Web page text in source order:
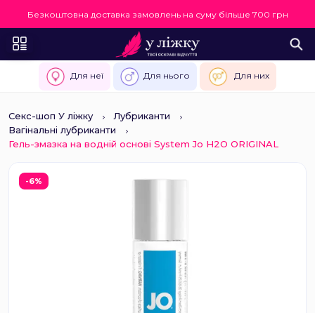
Безкоштовна доставка замовлень на суму більше 700 грн
Для неї Для нього Для них
Секс-шоп У ліжку
Лубриканти
Вагінальні лубриканти
Гель-змазка на водній основі System Jo H2O ORIGINAL
-6%